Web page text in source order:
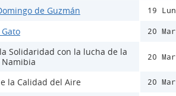
de Guzmán
Solidaridad con la lucha de la
la Calidad del Aire
19 Lun
20 Mar
20 Mar
20 Mar